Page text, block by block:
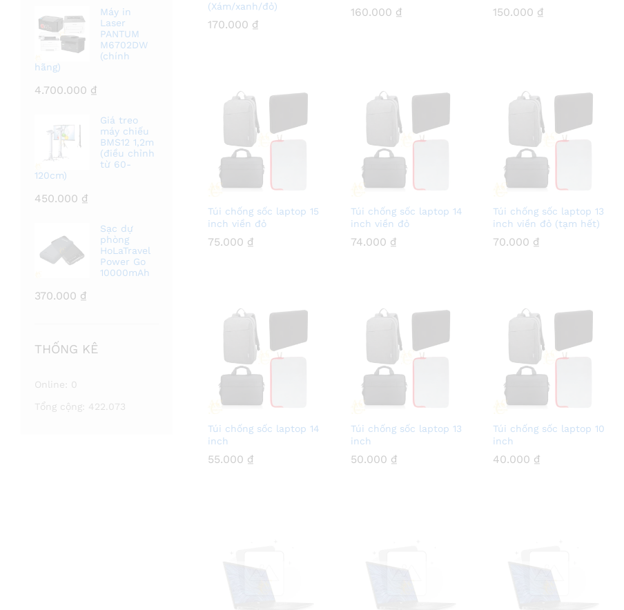
(Xám/xanh/đỏ)
170.000 ₫
170.000 ₫
160.000 ₫
160.000 ₫ 150.000 ₫
150.000 ₫
Túi chống sốc laptop 15
inch viền đỏ
75.000 ₫
75.000 ₫
Túi chống sốc laptop 14
inch viền đỏ
74.000 ₫
74.000 ₫
Túi chống sốc laptop 13
inch viền đỏ (tạm hết)
70.000 ₫
70.000 ₫
Túi chống sốc laptop 14
inch
55.000 ₫
55.000 ₫
Túi chống sốc laptop 13
inch
50.000 ₫
50.000 ₫
Túi chống sốc laptop 10
inch
40.000 ₫
40.000 ₫
Máy in
Laser
PANTUM
M6702DW
(chính
hãng)
4.700.000 ₫
Giá treo
máy chiếu
BMS12 1,2m
(điều chỉnh
từ 60-
120cm)
450.000 ₫
Sạc dự
phòng
HoLaTravel
Power Go
10000mAh
370.000 ₫
THỐNG KÊ
Online: 0
Tổng cộng: 422.073